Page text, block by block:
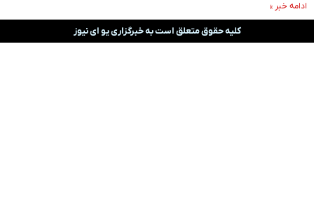
ادامه خبر »
کلیه حقوق متعلق است به خبرگزاری یو ای نیوز